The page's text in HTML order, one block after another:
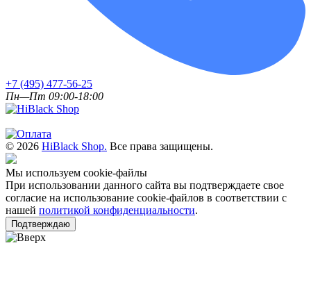
+7 (495) 477-56-25
Пн—Пт 09:00-18:00
© 2026 HiBlack Shop. Все права защищены.
Мы используем cookie-файлы
При использовании данного сайта вы подтверждаете свое
согласие на использование cookie-файлов в соответствии с
нашей политикой конфиденциальности.
Подтверждаю